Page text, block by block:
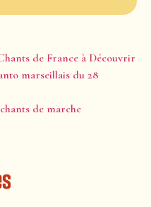
de France à Découvrir
marseillais du 28
de marche